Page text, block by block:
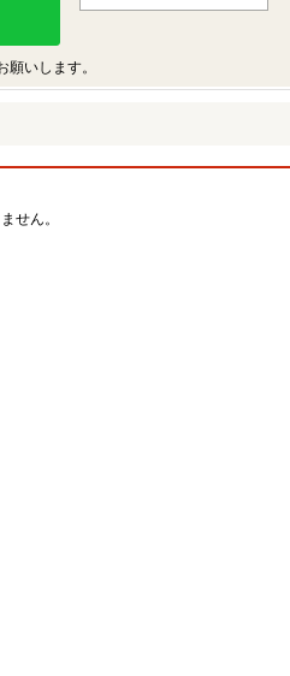
いします。
せん。